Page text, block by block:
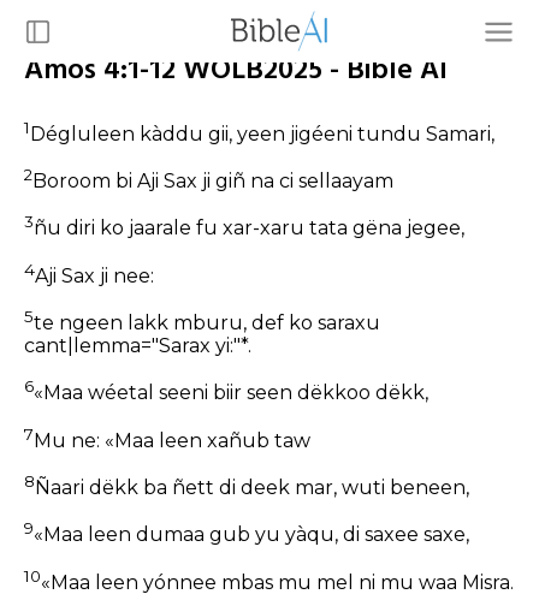
Amos 4:1-12 WOLB2025 - Bible AI
1Dégluleen kàddu gii, yeen jigéeni tundu Samari,
2 Boroom bi Aji Sax ji giñ na ci sellaayam
3ñu diri ko jaarale fu xar-xaru tata gëna jegee,
4Aji Sax ji nee:
5te ngeen lakk mburu, def ko saraxu
cant|lemma="Sarax yi:"*.
6«Maa wéetal seeni biir seen dëkkoo dëkk,
7Mu ne: «Maa leen xañub taw
8 Ñaari dëkk ba ñett di deek mar, wuti beneen,
9«Maa leen dumaa gub yu yàqu, di saxee saxe,
10«Maa leen yónnee mbas mu mel ni mu waa Misra.